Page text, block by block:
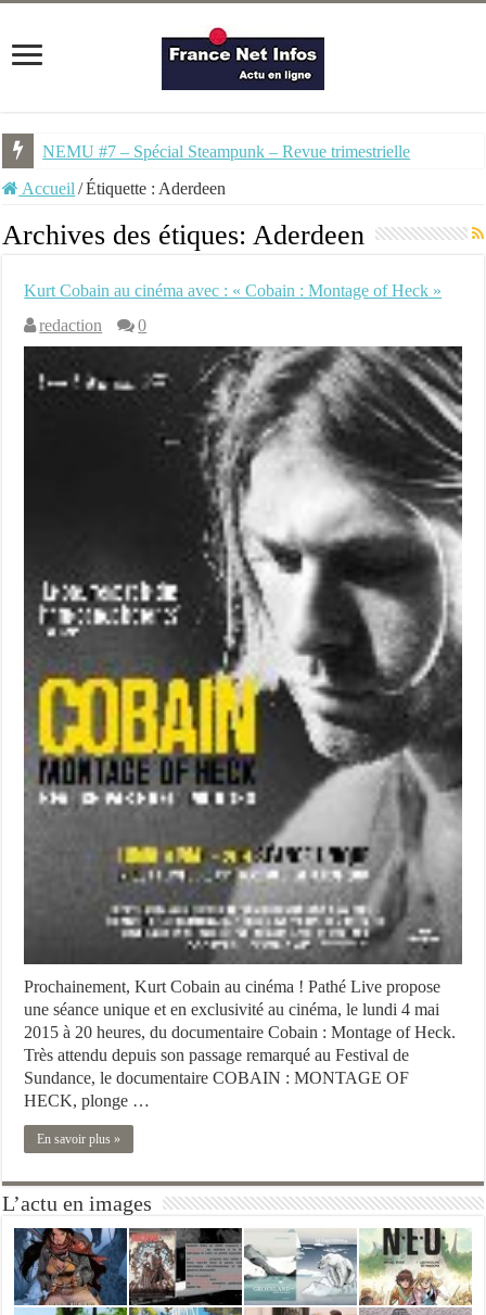
NEMU #7 – Spécial Steampunk – Revue trimestrielle
Accueil /Étiquette : Aderdeen
Archives des étiques:Aderdeen
Kurt Cobain au cinéma avec : « Cobain : Montage of Heck »
redaction
0
Prochainement, Kurt Cobain au cinéma ! Pathé Live propose
une séance unique et en exclusivité au cinéma, le lundi 4 mai
2015 à 20 heures, du documentaire Cobain : Montage of Heck.
Très attendu depuis son passage remarqué au Festival de
Sundance, le documentaire COBAIN : MONTAGE OF
HECK, plonge …
En savoir plus »
L’actu en images